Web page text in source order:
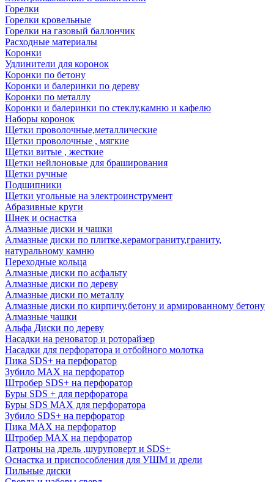
Горелки
Горелки кровельные
Горелки на газовый баллончик
Расходные материалы
Коронки
Удлинители для коронок
Коронки по бетону
Коронки и балеринки по дереву
Коронки по металлу
Коронки и балеринки по стеклу,камню и кафелю
Наборы коронок
Щетки проволочные,металлические
Щетки проволочные , мягкие
Щетки витые , жесткие
Щетки нейлоновые для браширования
Щетки ручные
Подшипники
Щетки угольные на электроинструмент
Абразивные круги
Шнек и оснастка
Алмазные диски и чашки
Алмазные диски по плитке,керамограниту,граниту,
натуральному камню
Переходные кольца
Алмазные диски по асфальту
Алмазные диски по дереву
Алмазные диски по металлу
Алмазные диски по кирпичу,бетону и армированному бетону
Алмазные чашки
Альфа Диски по дереву
Насадки на реноватор и роторайзер
Насадки для перфоратора и отбойного молотка
Пика SDS+ на перфоратор
Зубило MAX на перфоратор
Штробер SDS+ на перфоратор
Буры SDS + для перфоратора
Буры SDS MAX для перфоратора
Зубило SDS+ на перфоратор
Пика MAX на перфоратор
Штробер MAX на перфоратор
Патроны на дрель ,шуруповерт и SDS+
Оснастка и приспособления для УШМ и дрели
Пильные диски